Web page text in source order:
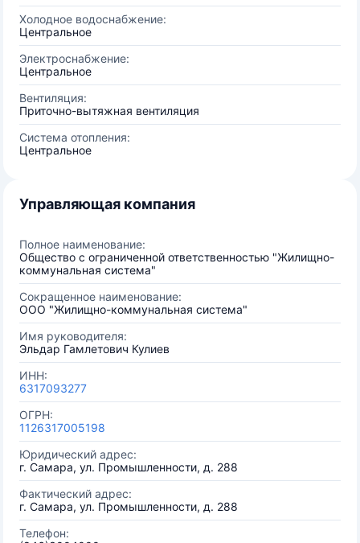
Холодное водоснабжение:
Центральное
Электроснабжение:
Центральное
Вентиляция:
Приточно-вытяжная вентиляция
Система отопления:
Центральное
Управляющая компания
Полное наименование:
Общество с ограниченной ответственностью "Жилищно-
коммунальная система"
Сокращенное наименование:
ООО "Жилищно-коммунальная система"
Имя руководителя:
Эльдар Гамлетович Кулиев
ИНН:
6317093277
ОГРН:
1126317005198
Юридический адрес:
г. Самара, ул. Промышленности, д. 288
Фактический адрес:
г. Самара, ул. Промышленности, д. 288
Телефон: